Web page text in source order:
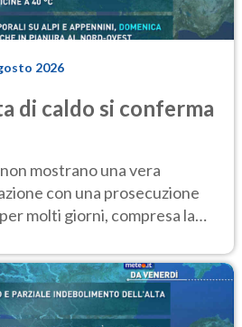
2026
di caldo si conferma
mostrano una vera
con una prosecuzione
molti giorni, compresa la